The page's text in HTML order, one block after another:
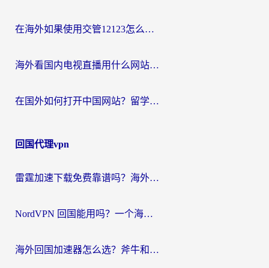
在海外如果使用交管12123怎么处理？留学生亲测有效的回国加速方案
海外看国内电视直播用什么网站比较好？一篇解决你所有追剧难题的实用指南
在国外如何打开中国网站？留学生与海外华人的无缝访问指南
回国代理vpn
雷霆加速下载免费靠谱吗？海外党选回国加速器的避坑指南（附热门工具对比）
NordVPN 回国能用吗？一个海外用户必须面对的真实困境
海外回国加速器怎么选？斧牛和海龟哪个好？一篇帮你避开坑的实用指南